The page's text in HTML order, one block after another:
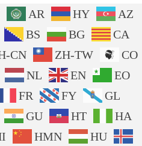
AR HY
AZ
BS BG
CA
CN ZH-TW
CO
NL EN
EO
FR FY
GL
GU HT
HA
HMN HU